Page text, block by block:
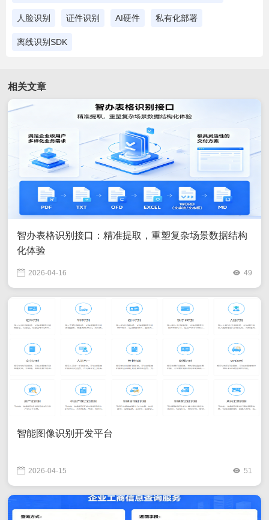
人脸识别 证件识别 AI硬件 私有化部署
离线识别SDK
相关文章
智办表格识别接口：精准提取，重塑复杂场景数据结构
化体验
2026-04-16 49
智能图像识别开发平台
2026-04-15 51